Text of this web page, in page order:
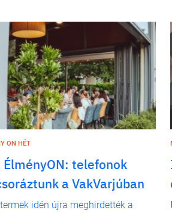
ON HÉT
ÉlményON: telefonok
a VakVarjúban
idén újra meghirdették a